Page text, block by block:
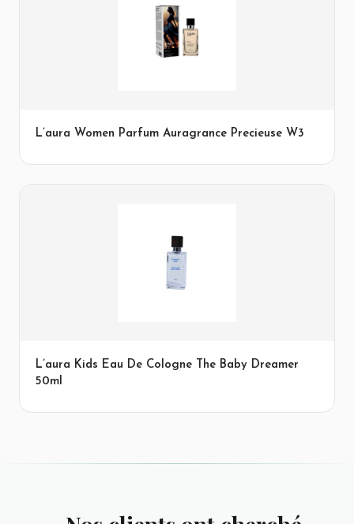
L’aura Women Parfum Auragrance Precieuse W3
L’aura Kids Eau De Cologne The Baby Dreamer
50ml